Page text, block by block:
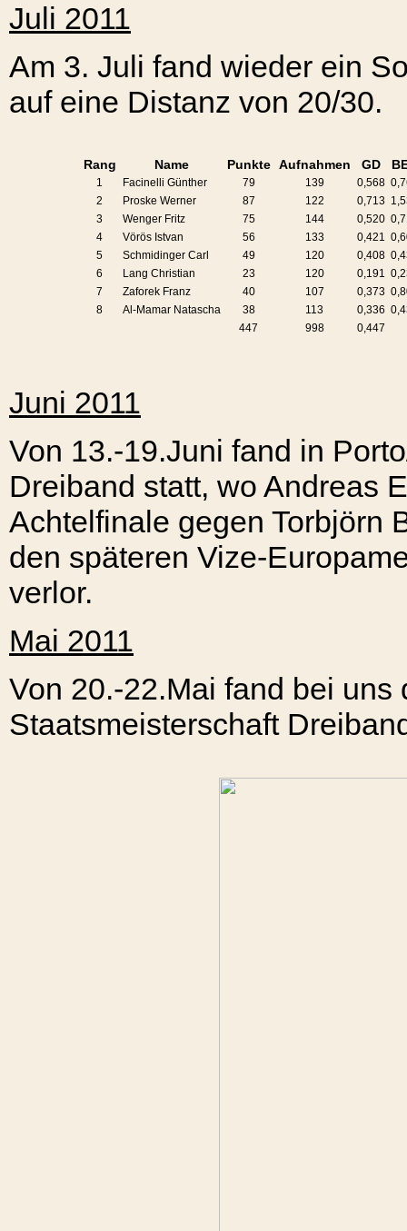
Juli 2011
Am 3. Juli fand wieder ein
auf eine Distanz von 20/30.
Rang Name Punkte Aufnahmen GD
1 Facinelli Günther 79 139 0,568
2
Proske Werner 87 122 0,713
3
Wenger Fritz 75 144 0,520
4
Vörös Istvan 56 133 0,421
5
Schmidinger Carl 49 120 0,408
6
Lang Christian 23 120 0,191
7
Zaforek Franz 40 107 0,373
8
Al-Mamar Natascha 38 113 0,336
447
998 0,447
Juni 2011
Von 13.-19.Juni fand in
Dreiband statt, wo Andreas
Achtelfinale gegen Torbjörn
den späteren Vize-
verlor.
Mai 2011
Von 20.-22.Mai fand bei uns
Staatsmeisterschaft